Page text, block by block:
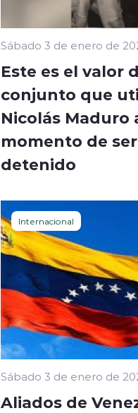
Sábado 3 de enero de
Este es el valor
conjunto que
Nicolás Maduro
momento de ser
detenido
Internacional
Sábado 3 de enero de
Aliados de